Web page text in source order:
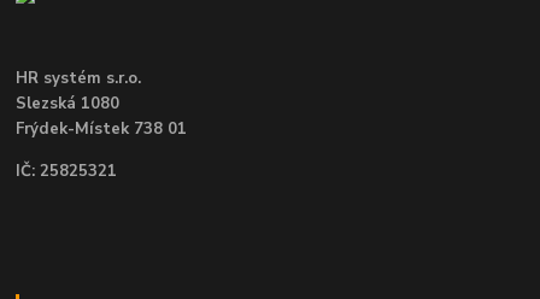
HR systém s.r.o.
Slezská 1080
Frýdek-Místek 738 01
IČ: 25825321